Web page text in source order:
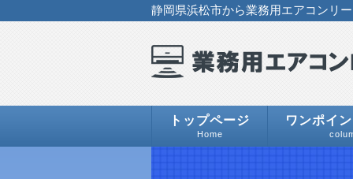
静岡県浜松市から業務用エアコンリ
トップページ
Home
ワンポイ